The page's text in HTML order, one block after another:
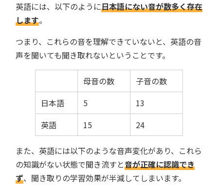
英語には、以下のように日本語にない音が数多く存在
します。
つまり、これらの音を理解できていないと、英語の音
声を聞いても聞き取れないということです。
母音の数
子音の数
日本語
5
13
英語
15 24
また、英語には以下のような音声変化があり、これら
の知識がない状態で聞き流すと音が正確に認識でき
ず、聞き取りの学習効果が半減してしまいます。